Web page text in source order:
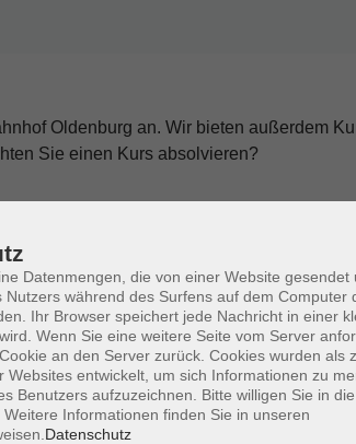
Oldenburg an. Wir bieten außerdem
Sie einen Kurs absolvieren?
Datenmengen, die von einer Website gesendet
Nutzers während des Surfens auf dem Computer
Ihr Browser speichert jede Nachricht in einer
Wenn Sie eine weitere Seite vom Server
an den Server zurück. Cookies wurden als
Websites entwickelt, um sich Informationen zu
Benutzers aufzuzeichnen. Bitte willigen Sie in
Informationen finden Sie in unseren
Datenschutz